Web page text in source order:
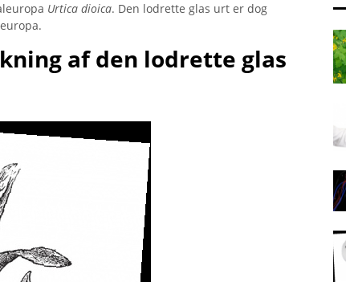
Urtica dioica. Den lodrette glas urt er dog
af den lodrette glas